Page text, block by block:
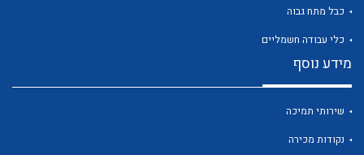
כבל מתח גבוה
כלי עבודה חשמליים
מידע נוסף
שירותי תמיכה
נקודות מכירה